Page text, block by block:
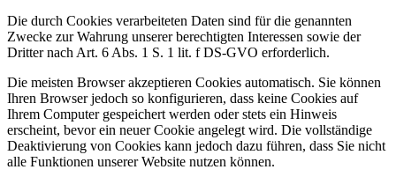
Die durch Cookies verarbeiteten Daten sind für die genannten
Zwecke zur Wahrung unserer berechtigten Interessen sowie der
Dritter nach Art. 6 Abs. 1 S. 1 lit. f DS-GVO erforderlich.
Die meisten Browser akzeptieren Cookies automatisch. Sie können
Ihren Browser jedoch so konfigurieren, dass keine Cookies auf
Ihrem Computer gespeichert werden oder stets ein Hinweis
erscheint, bevor ein neuer Cookie angelegt wird. Die vollständige
Deaktivierung von Cookies kann jedoch dazu führen, dass Sie nicht
alle Funktionen unserer Website nutzen können.